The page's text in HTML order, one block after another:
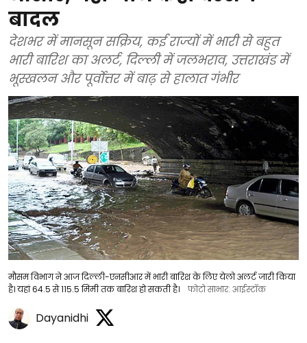
बादल
देशभर में मानसून सक्रिय, कई राज्यों में भारी से बहुत
भारी बारिश का अलर्ट, दिल्ली में जलभराव, उत्तराखंड में
भूस्खलन और पूर्वोत्तर में बाढ़ से हालात गंभीर
मौसम विभाग ने आज दिल्ली-एनसीआर में भारी बारिश के लिए येलो अलर्ट जारी किया
है। यहां 64.5 से 115.5 मिमी तक बारिश हो सकती है।
फोटो साभार: आईस्टॉक
Dayanidhi